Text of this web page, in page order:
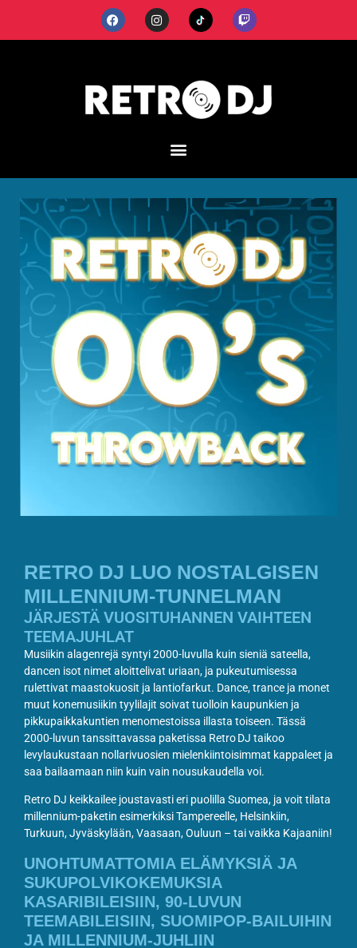
RETRO DJ LUO NOSTALGISEN
MILLENNIUM-TUNNELMAN
JÄRJESTÄ VUOSITUHANNEN VAIHTEEN
TEEMAJUHLAT
Musiikin alagenrejä syntyi 2000-luvulla kuin sieniä sateella,
dancen isot nimet aloittelivat uriaan, ja pukeutumisessa
rulettivat maastokuosit ja lantiofarkut. Dance, trance ja monet
muut konemusiikin tyylilajit soivat tuolloin kaupunkien ja
pikkupaikkakuntien menomestoissa illasta toiseen. Tässä
2000-luvun tanssittavassa paketissa Retro DJ taikoo
levylaukustaan nollarivuosien mielenkiintoisimmat kappaleet ja
saa bailaamaan niin kuin vain nousukaudella voi.
Retro DJ keikkailee joustavasti eri puolilla Suomea, ja voit tilata
millennium-paketin esimerkiksi Tampereelle, Helsinkiin,
Turkuun, Jyväskylään, Vaasaan, Ouluun – tai vaikka Kajaaniin!
UNOHTUMATTOMIA ELÄMYKSIÄ JA
SUKUPOLVIKOKEMUKSIA
KASARIBILEISIIN, 90-LUVUN
TEEMABILEISIIN, SUOMIPOP-BAILUIHIN
JA MILLENNIUM-JUHLIIN